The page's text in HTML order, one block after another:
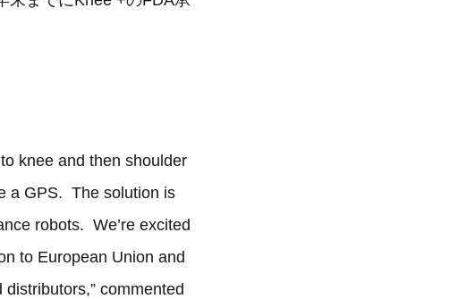
knee and then shoulder
a GPS. The solution is
robots. We’re excited
to European Union and
commented